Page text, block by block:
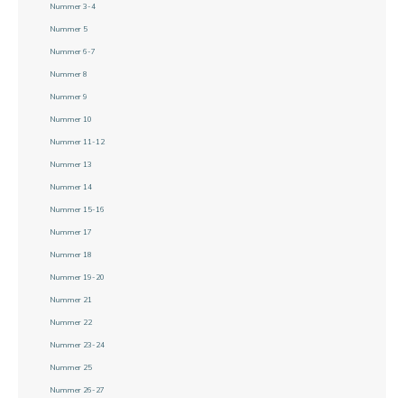
Nummer 3-4
Nummer 5
Nummer 6-7
Nummer 8
Nummer 9
Nummer 10
Nummer 11-12
Nummer 13
Nummer 14
Nummer 15-16
Nummer 17
Nummer 18
Nummer 19-20
Nummer 21
Nummer 22
Nummer 23-24
Nummer 25
Nummer 26-27